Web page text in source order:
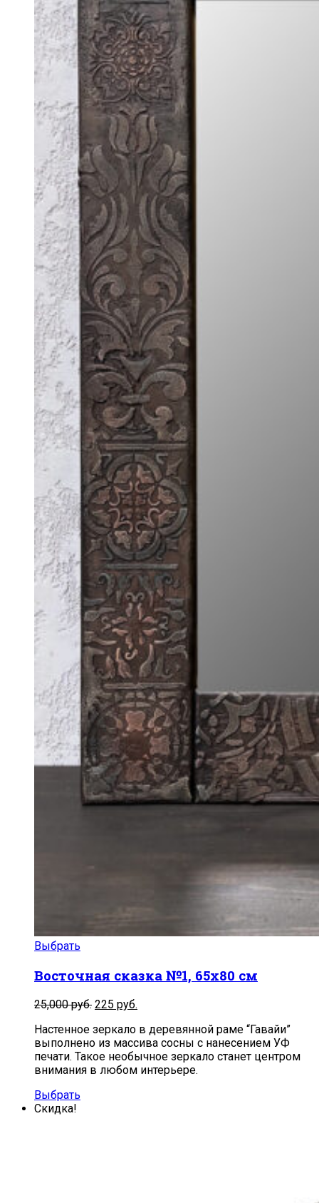
Выбрать
Восточная сказка №1, 65х80 см
25,000руб. Первоначальная
составляла
25,000
руб..
225 руб.
225
руб..
Настенное зеркало в деревянной раме “Гавайи”
выполнено из массива сосны с нанесением УФ
печати. Такое необычное зеркало станет центром
внимания в любом интерьере.
Выбрать
Скидка!